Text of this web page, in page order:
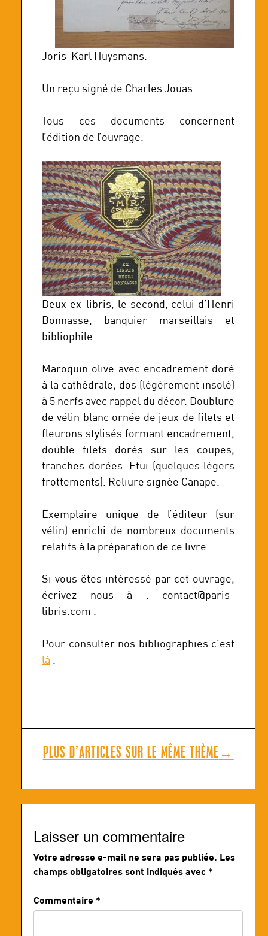
Joris-Karl Huysmans.
Un reçu signé de Charles Jouas.
Tous ces documents concernent
l’édition de l’ouvrage.
Deux ex-libris, le second, celui d’Henri
Bonnasse, banquier marseillais et
bibliophile.
Maroquin olive avec encadrement doré
à la cathédrale, dos (légèrement insolé)
à 5 nerfs avec rappel du décor. Doublure
de vélin blanc ornée de jeux de filets et
fleurons stylisés formant encadrement,
double filets dorés sur les coupes,
tranches dorées. Etui (quelques légers
frottements). Reliure signée Canape.
Exemplaire unique de l’éditeur (sur
vélin) enrichi de nombreux documents
relatifs à la préparation de ce livre.
Si vous êtes intéressé par cet ouvrage,
écrivez nous à : contact@paris-
libris.com .
Pour consulter nos bibliographies c’est
là .
PLUS D’ARTICLES SUR LE MÊME THÈME →
Laisser un commentaire
Votre adresse e-mail ne sera pas publiée. Les
champs obligatoires sont indiqués avec *
Commentaire *